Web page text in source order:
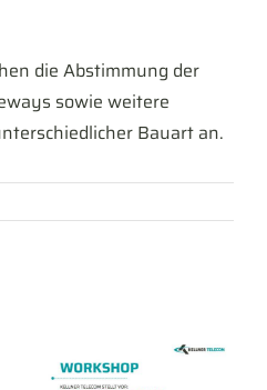
die Abstimmung der
sowie weitere
Bauart an.